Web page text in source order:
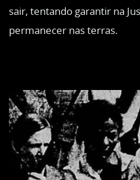
sair, tentando garantir na
permanecer nas terras.